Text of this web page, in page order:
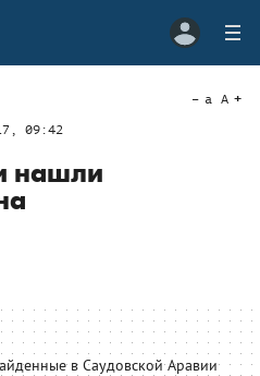
09:42
a A
нашли
в Саудовской Аравии